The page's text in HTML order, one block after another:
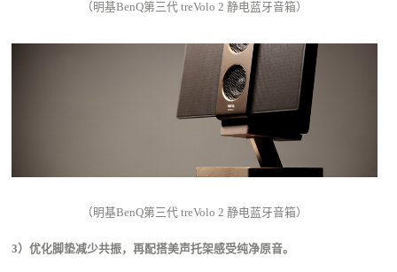
（明基BenQ第三代 treVolo 2 静电蓝牙音箱）
（明基BenQ第三代 treVolo 2 静电蓝牙音箱）
3）优化脚垫减少共振，再配搭美声托架感受纯净原音。